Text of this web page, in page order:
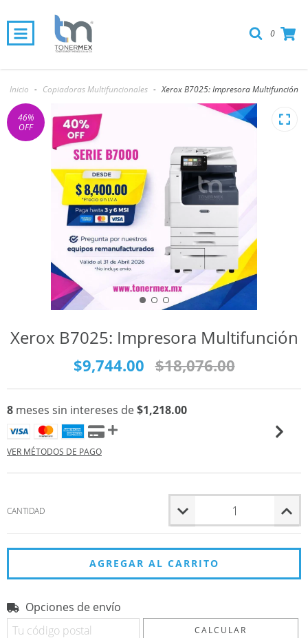
0
Inicio - Copiadoras Multifuncionales - Xerox B7025: Impresora Multifunción
46%
OFF
Xerox B7025: Impresora Multifunción
$9,744.00 $18,076.00
8 meses sin intereses de$1,218.00
VER MÉTODOS DE PAGO
CANTIDAD
Entregas para el CP:
Opciones de envío
CALCULAR